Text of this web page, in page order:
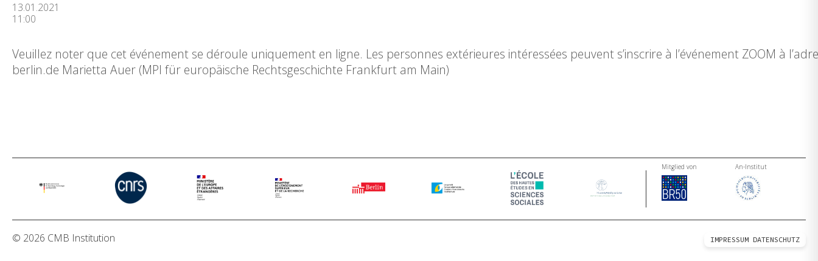
13.01.2021
11:00
Veuillez noter que cet événement se déroule uniquement en ligne. Les personnes extérieures intéressées peuvent s’inscrire à l’événement ZOOM à
berlin.de Marietta Auer (MPI für europäische Rechtsgeschichte Frankfurt am Main)
Mitglied von An-Institut
© 2026 CMB Institution IMPRESSUM DATENSCHUTZ